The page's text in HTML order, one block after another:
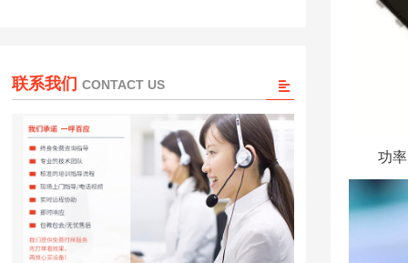
功
联系我们 CONTACT US